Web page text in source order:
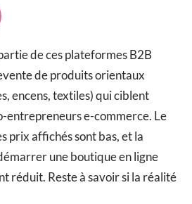
de ces plateformes B2B
de produits orientaux
encens, textiles) qui ciblent
entrepreneurs e-commerce. Le
prix affichés sont bas, et la
une boutique en ligne
réduit. Reste à savoir si la réalité